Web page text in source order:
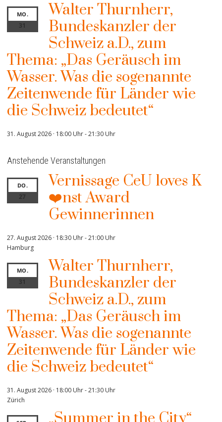
MO.
31
Walter Thurnherr,
Bundeskanzler der
Schweiz a.D., zum
Thema: „Das Geräusch im
Wasser. Was die sogenannte
Zeitenwende für Länder wie
die Schweiz bedeutet“
31. August 2026 · 18:00 Uhr-21:30 Uhr
Anstehende Veranstaltungen
DO.
27
Vernissage CeU loves K
❤️nst Award
Gewinnerinnen
27. August 2026 · 18:30 Uhr-21:00 Uhr
Hamburg
MO.
31
Walter Thurnherr,
Bundeskanzler der
Schweiz a.D., zum
Thema: „Das Geräusch im
Wasser. Was die sogenannte
Zeitenwende für Länder wie
die Schweiz bedeutet“
31. August 2026 · 18:00 Uhr-21:30 Uhr
Zürich